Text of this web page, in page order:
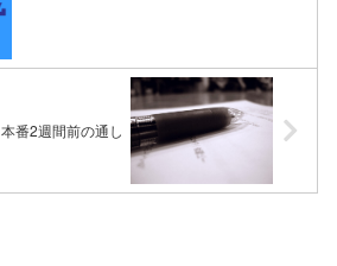
本番2週間前の通し